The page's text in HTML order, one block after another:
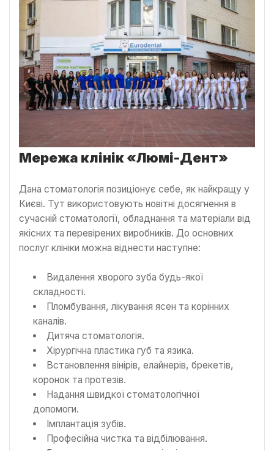
Мережа клінік «Люмі-Дент»
Дана стоматологія позиціонує себе, як найкращу у
Києві. Тут використовують новітні досягнення в
сучасній стоматології, обладнання та матеріали від
якісних та перевірених виробників. До основних
послуг клініки можна віднести наступне:
Видалення хворого зуба будь-якої
складності.
Пломбування, лікування ясен та корінних
каналів.
Дитяча стоматологія.
Хірургічна пластика губ та язика.
Встановлення вінірів, елайнерів, брекетів,
коронок та протезів.
Надання швидкої стоматологічної
допомоги.
Імплантація зубів.
Професійна чистка та відбілювання.